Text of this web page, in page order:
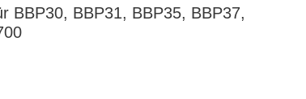
BBP30, BBP31, BBP35, BBP37,